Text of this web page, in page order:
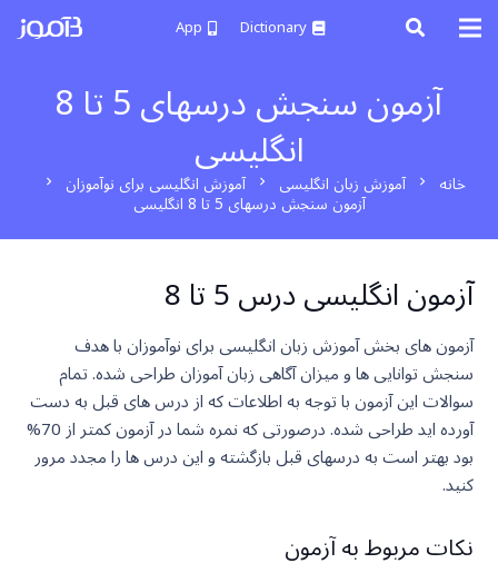
Dictionary
App
آزمون سنجش درسهای 5 تا 8
انگلیسی خانه chevron_right آموزش زبان انگلیسی chevron_right آموزش انگلیسی برای نوآموزان chevron_right
آزمون سنجش درسهای 5 تا 8 انگلیسی
آزمون انگلیسی درس 5 تا 8
آزمون های بخش آموزش زبان انگلیسی برای نوآموزان با هدف
سنجش توانایی ها و میزان آگاهی زبان آموزان طراحی شده. تمام
سوالات این آزمون با توجه به اطلاعات که از درس های قبل به دست
آورده اید طراحی شده. درصورتی که نمره شما در آزمون کمتر از 70%
بود بهتر است به درسهای قبل بازگشته و این درس ها را مجدد مرور
کنید.
نکات مربوط به آزمون